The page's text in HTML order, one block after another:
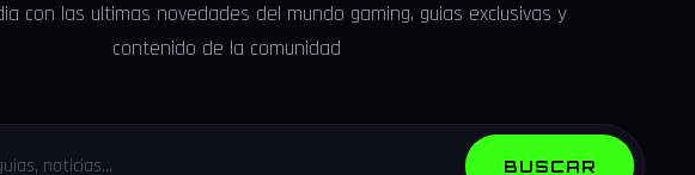
con las ultimas novedades del mundo gaming, guias exclusivas y
contenido de la comunidad
BUSCAR